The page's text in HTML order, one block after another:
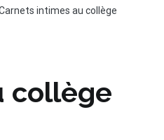
intimes au collège
collège